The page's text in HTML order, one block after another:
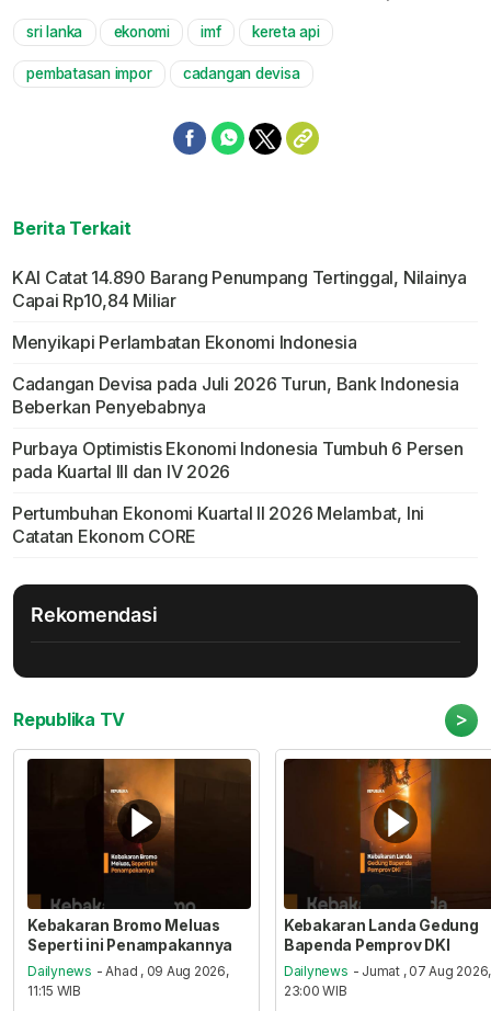
sri lanka ekonomi imf kereta api
pembatasan impor cadangan devisa
Berita Terkait
KAI Catat 14.890 Barang Penumpang Tertinggal, Nilainya
Capai Rp10,84 Miliar
Menyikapi Perlambatan Ekonomi Indonesia
Cadangan Devisa pada Juli 2026 Turun, Bank Indonesia
Beberkan Penyebabnya
Purbaya Optimistis Ekonomi Indonesia Tumbuh 6 Persen
pada Kuartal III dan IV 2026
Pertumbuhan Ekonomi Kuartal II 2026 Melambat, Ini
Catatan Ekonom CORE
Rekomendasi
Republika TV >
Kebakaran Bromo Meluas
Seperti ini Penampakannya
Dailynews - Ahad , 09 Aug 2026,
11:15 WIB
Kebakaran Landa Gedung
Bapenda Pemprov DKI
Dailynews - Jumat , 07 Aug 2026,
23:00 WIB